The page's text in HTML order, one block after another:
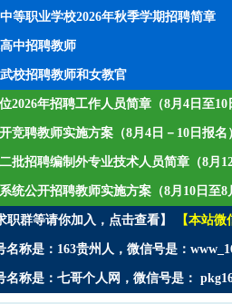
等职业学校2026年秋季学期招聘简章
中招聘教师
校招聘教师和女教官
2026年招聘工作人员简章（8月4日至10
竞聘教师实施方案（8月4日－10日报名
批招聘编制外专业技术人员简章（8月
统公开招聘教师实施方案（8月10日至8
职群等请你加入，点击查看】 【本站
名称是：163贵州人，微信号是：
名称是：七哥个人网，微信号是：